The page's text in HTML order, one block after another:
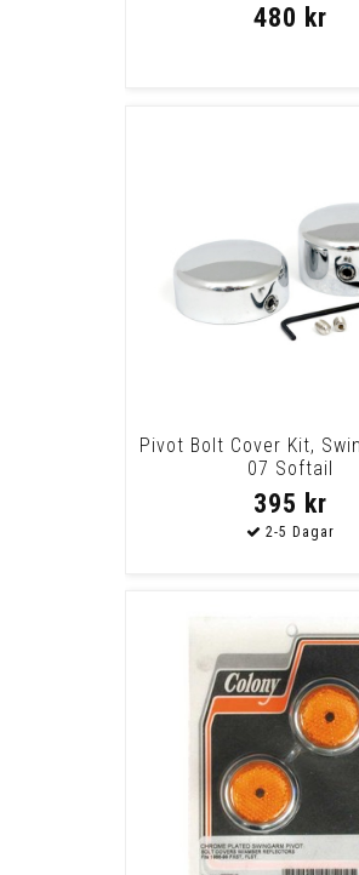
480 kr
Pivot Bolt Cover Kit,
07 Softail
395 kr